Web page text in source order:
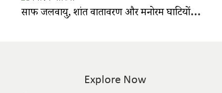
साफ जलवायु, शांत वातावरण और मनोरम घाटियों से सजा है कर्जत
Explore Now